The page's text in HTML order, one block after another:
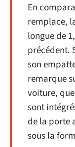
En
remplace,
longue de
précédent.
son
remarque
voiture,
sont
de la porte
sous la